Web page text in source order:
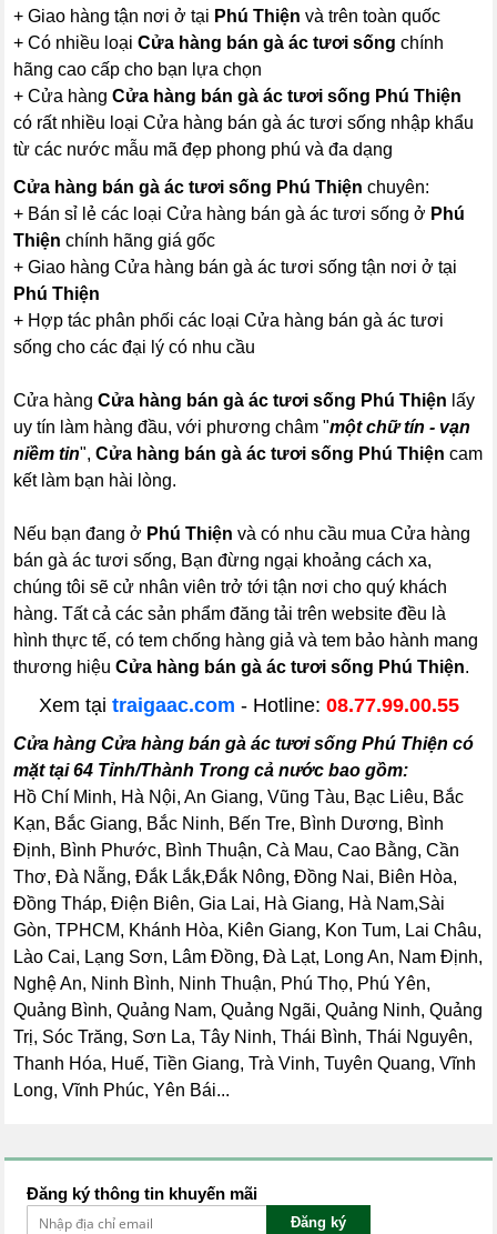
+ Giao hàng tận nơi ở tại Phú Thiện và trên toàn quốc
+ Có nhiều loạiCửa hàng bán gà ác tươi sống chính
hãng cao cấp cho bạn lựa chọn
+ Cửa hàngCửa hàng bán gà ác tươi sống Phú Thiện
có rất nhiều loại Cửa hàng bán gà ác tươi sống nhập khẩu
từ các nước mẫu mã đẹp phong phú và đa dạng
Cửa hàng bán gà ác tươi sống Phú Thiệnchuyên:
+ Bán sỉ lẻ các loại Cửa hàng bán gà ác tươi sống ở Phú
Thiện chính hãng giá gốc
+ Giao hàng Cửa hàng bán gà ác tươi sống tận nơi ở tại
Phú Thiện
+ Hợp tác phân phối các loại Cửa hàng bán gà ác tươi
sống cho các đại lý có nhu cầu
Cửa hàngCửa hàng bán gà ác tươi sống Phú Thiện lấy
uy tín làm hàng đầu, với phương châm "một chữ tín - vạn
niềm tin",Cửa hàng bán gà ác tươi sống Phú Thiện cam
kết làm bạn hài lòng.
Nếu bạn đang ở Phú Thiện và có nhu cầu mua Cửa hàng
bán gà ác tươi sống, Bạn đừng ngại khoảng cách xa,
chúng tôi sẽ cử nhân viên trở tới tận nơi cho quý khách
hàng. Tất cả các sản phẩm đăng tải trên website đều là
hình thực tế, có tem chống hàng giả và tem bảo hành mang
thương hiệuCửa hàng bán gà ác tươi sống Phú Thiện.
Xem tại traigaac.com - Hotline: 08.77.99.00.55
Cửa hàng Cửa hàng bán gà ác tươi sống Phú Thiện có
mặt tại 64 Tỉnh/Thành Trong cả nước bao gồm:
Hồ Chí Minh, Hà Nội, An Giang, Vũng Tàu, Bạc Liêu, Bắc
Kạn, Bắc Giang, Bắc Ninh, Bến Tre, Bình Dương, Bình
Định, Bình Phước, Bình Thuận, Cà Mau, Cao Bằng, Cần
Thơ, Đà Nẵng, Đắk Lắk,Đắk Nông, Đồng Nai, Biên Hòa,
Đồng Tháp, Điện Biên, Gia Lai, Hà Giang, Hà Nam,Sài
Gòn, TPHCM, Khánh Hòa, Kiên Giang, Kon Tum, Lai Châu,
Lào Cai, Lạng Sơn, Lâm Đồng, Đà Lạt, Long An, Nam Định,
Nghệ An, Ninh Bình, Ninh Thuận, Phú Thọ, Phú Yên,
Quảng Bình, Quảng Nam, Quảng Ngãi, Quảng Ninh, Quảng
Trị, Sóc Trăng, Sơn La, Tây Ninh, Thái Bình, Thái Nguyên,
Thanh Hóa, Huế, Tiền Giang, Trà Vinh, Tuyên Quang, Vĩnh
Long, Vĩnh Phúc, Yên Bái...
Đăng ký thông tin khuyến mãi
Đăng ký